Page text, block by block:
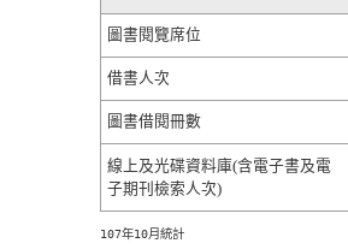
圖書閱覽席位
借書人次
圖書借閱冊數
線上及光碟資料庫(含電子書及電
子期刊檢索人次)
107年10月統計